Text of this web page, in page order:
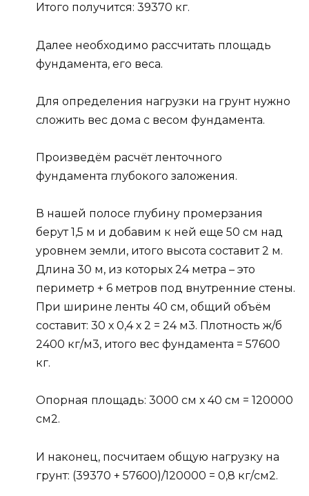
Итого получится: 39370 кг.
Далее необходимо рассчитать площадь
фундамента, его веса.
Для определения нагрузки на грунт нужно
сложить вес дома с весом фундамента.
Произведём расчёт ленточного
фундамента глубокого заложения.
В нашей полосе глубину промерзания
берут 1,5 м и добавим к ней еще 50 см над
уровнем земли, итого высота составит 2 м.
Длина 30 м, из которых 24 метра – это
периметр + 6 метров под внутренние стены.
При ширине ленты 40 см, общий объём
составит: 30 х 0,4 х 2 = 24 м3. Плотность ж/б
2400 кг/м3, итого вес фундамента = 57600
кг.
Опорная площадь: 3000 см х 40 см = 120000
см2.
И наконец, посчитаем общую нагрузку на
грунт: (39370 + 57600)/120000 = 0,8 кг/см2.